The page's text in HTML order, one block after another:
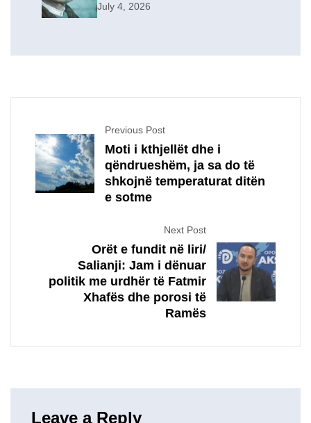
July 4, 2026
Previous Post
Moti i kthjellët dhe i
qëndrueshëm, ja sa do të
shkojnë temperaturat ditën
e sotme
Next Post
Orët e fundit në liri/
Salianji: Jam i dënuar
politik me urdhër të Fatmir
Xhafës dhe porosi të
Ramës
Leave a Reply